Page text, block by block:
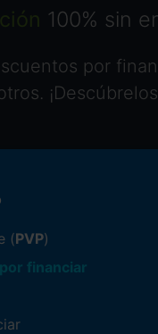
100% sin
por
(PVP)
financiar